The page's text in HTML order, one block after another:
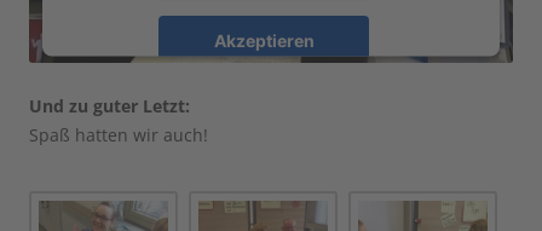
Akzeptieren
Und zu guter Letzt:
Spaß hatten wir auch!